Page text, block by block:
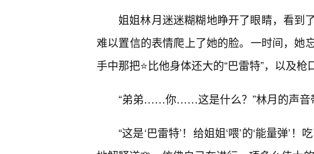
姐姐林月迷迷糊糊地睁开了眼睛，看到
难以置信的表情爬上了她的脸。一时间，她
手中那把⭐比他身体还大的“巴雷特”，以及枪
“弟弟……你……这是什么？”林月的声音
“这是‘巴雷特’！给姐姐‘喂’的‘能量弹’